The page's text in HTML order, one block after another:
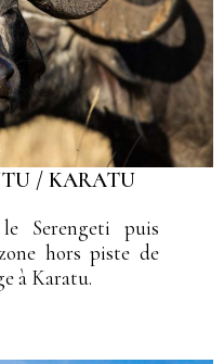
/ KARATU
Serengeti puis
hors piste de
à Karatu.